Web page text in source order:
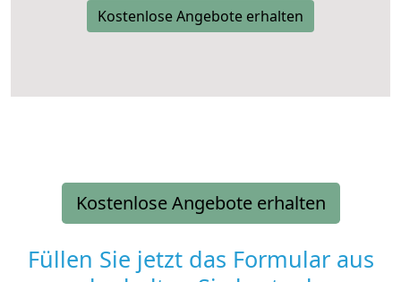
Kostenlose Angebote erhalten
Kostenlose Angebote erhalten
Füllen Sie jetzt das Formular aus